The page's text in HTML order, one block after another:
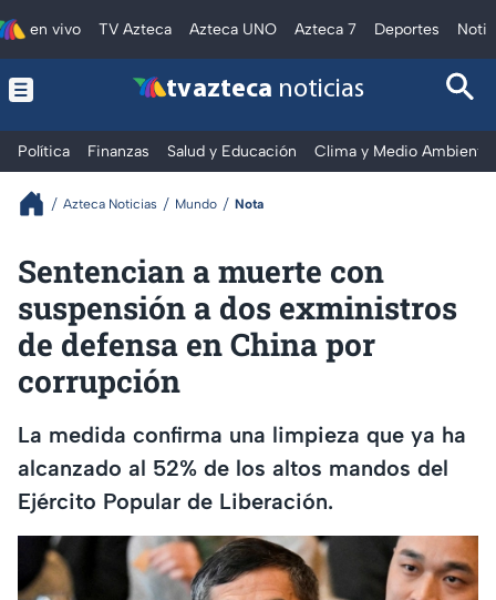
en vivo TV Azteca Azteca UNO Azteca 7 Deportes
tv azteca noticias
Política Finanzas Salud y Educación Clima y Medio Ambiente
Azteca Noticias Mundo Nota
Sentencian a muerte con
suspensión a dos exministros
de defensa en China por
corrupción
La medida confirma una limpieza que ya ha
alcanzado al 52% de los altos mandos del
Ejército Popular de Liberación.